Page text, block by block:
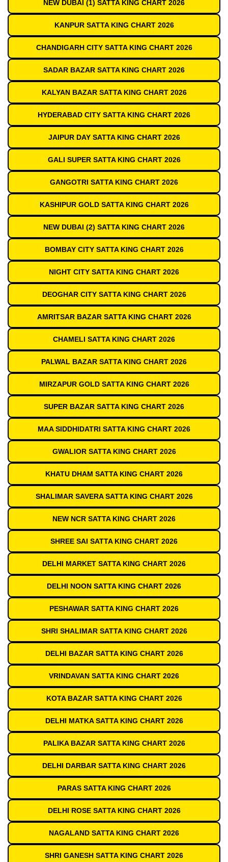
NEW DUBAI (1) SATTA KING CHART 2026
KANPUR SATTA KING CHART 2026
CHANDIGARH CITY SATTA KING CHART 2026
SADAR BAZAR SATTA KING CHART 2026
KALYAN BAZAR SATTA KING CHART 2026
HYDERABAD CITY SATTA KING CHART 2026
JAIPUR DAY SATTA KING CHART 2026
GALI SUPER SATTA KING CHART 2026
GANGOTRI SATTA KING CHART 2026
KASHIPUR GOLD SATTA KING CHART 2026
NEW DUBAI (2) SATTA KING CHART 2026
BOMBAY CITY SATTA KING CHART 2026
NIGHT CITY SATTA KING CHART 2026
DEOGHAR CITY SATTA KING CHART 2026
AMRITSAR BAZAR SATTA KING CHART 2026
CHAMELI SATTA KING CHART 2026
PALWAL BAZAR SATTA KING CHART 2026
MIRZAPUR GOLD SATTA KING CHART 2026
SUPER BAZAR SATTA KING CHART 2026
MAA SIDDHIDATRI SATTA KING CHART 2026
GWALIOR SATTA KING CHART 2026
KHATU DHAM SATTA KING CHART 2026
SHALIMAR SAVERA SATTA KING CHART 2026
NEW NCR SATTA KING CHART 2026
SHREE SAI SATTA KING CHART 2026
DELHI MARKET SATTA KING CHART 2026
DELHI NOON SATTA KING CHART 2026
PESHAWAR SATTA KING CHART 2026
SHRI SHALIMAR SATTA KING CHART 2026
DELHI BAZAR SATTA KING CHART 2026
VRINDAVAN SATTA KING CHART 2026
KOTA BAZAR SATTA KING CHART 2026
DELHI MATKA SATTA KING CHART 2026
PALIKA BAZAR SATTA KING CHART 2026
DELHI DARBAR SATTA KING CHART 2026
PARAS SATTA KING CHART 2026
DELHI ROSE SATTA KING CHART 2026
NAGALAND SATTA KING CHART 2026
SHRI GANESH SATTA KING CHART 2026